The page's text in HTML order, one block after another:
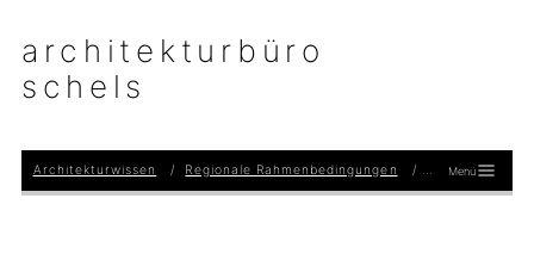
architekturbüro
schels
Architekturwissen Regionale Rahmenbedingungen Menü